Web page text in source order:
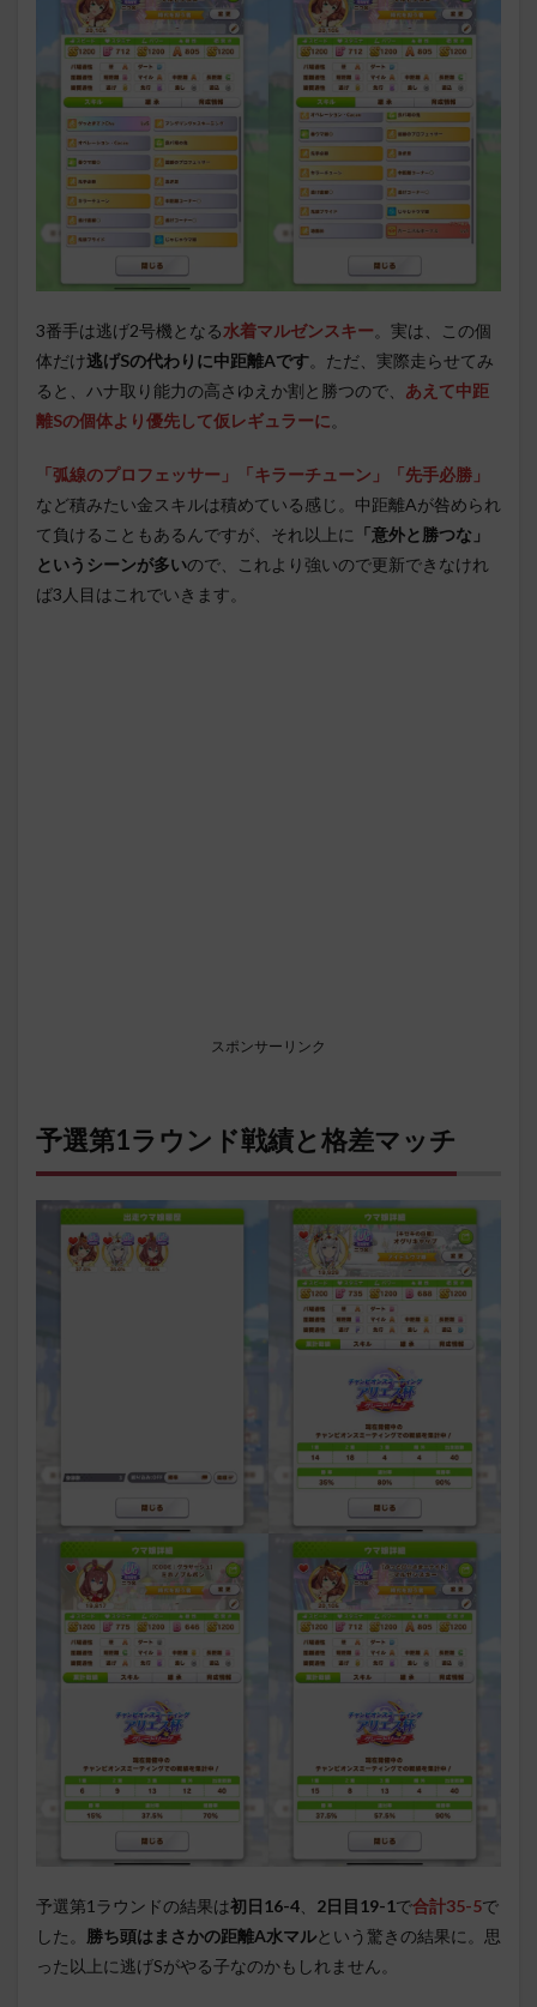
3番手は逃げ2号機となる水着マルゼンスキー。実は、この個
体だけ逃げSの代わりに中距離Aです。ただ、実際走らせてみ
ると、ハナ取り能力の高さゆえか割と勝つので、 あえて中距
離Sの個体より優先して仮レギュラーに。
「弧線のプロフェッサー」「キラーチューン」「先手必勝」
など積みたい金スキルは積めている感じ。中距離Aが咎められ
て負けることもあるんですが、それ以上に 「意外と勝つな」
というシーンが多いので、これより強いので更新できなけれ
ば3人目はこれでいきます。
スポンサーリンク
予選第1ラウンド戦績と格差マッチ
予選第1ラウンドの結果は初日16-4 2日目19-1で合計35-5で
した。
勝ち頭はまさかの距離A水マルという驚きの結果に。思
った以上に逃げSがやる子なのかもしれません。